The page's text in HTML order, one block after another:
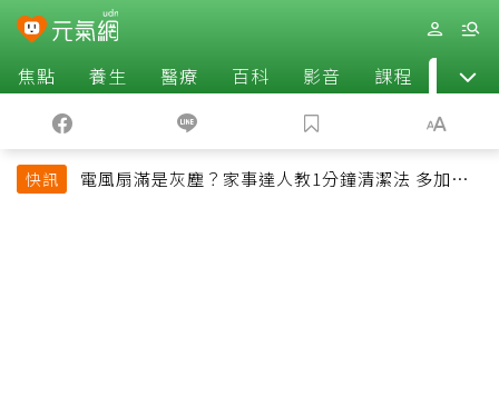
焦點 養生 醫療 百科 影音 課程 退休
快訊
電風扇滿是灰塵？家事達人教1分鐘清潔法 多加一